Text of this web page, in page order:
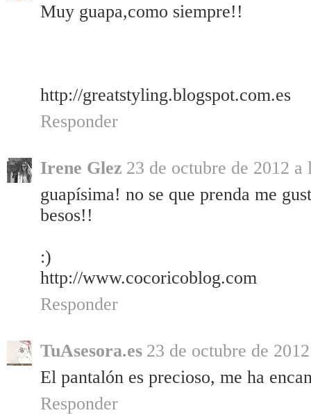
Muy guapa,como siempre!!
http://greatstyling.blogspot.com.es
Responder
Irene Glez 23 de octubre de 2012 a
guapísima! no se que prenda me
besos!!
:)
http://www.cocoricoblog.com
Responder
TuAsesora.es 23 de octubre de
El pantalón es precioso, me ha
Responder